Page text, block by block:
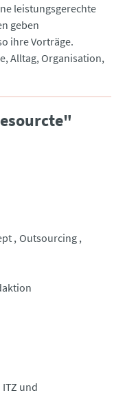
leistungsgerechte
geben
ihre Vorträge.
Alltag, Organisation,
Outsourcing
und